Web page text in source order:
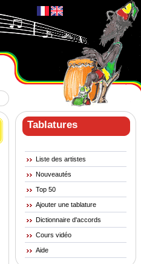
Tablatures
Liste des artistes
Nouveautés
Top 50
Ajouter une tablature
Dictionnaire d'accords
Cours vidéo
Aide